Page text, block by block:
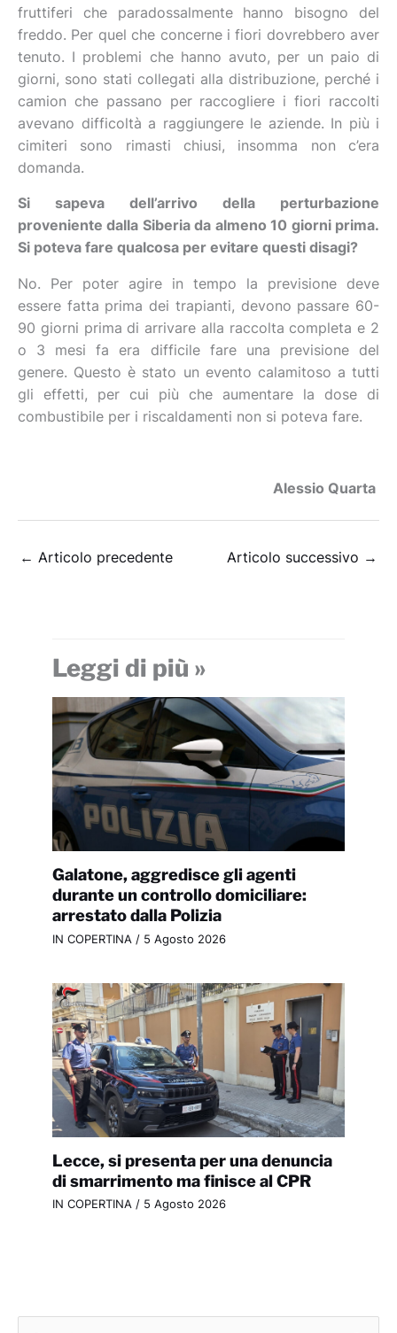
fruttiferi che paradossalmente hanno bisogno del
freddo. Per quel che concerne i fiori dovrebbero aver
tenuto. I problemi che hanno avuto, per un paio di
giorni, sono stati collegati alla distribuzione, perché i
camion che passano per raccogliere i fiori raccolti
avevano difficoltà a raggiungere le aziende. In più i
cimiteri sono rimasti chiusi, insomma non c’era
domanda.
Si sapeva dell’arrivo della perturbazione
proveniente dalla Siberia da almeno 10 giorni prima.
Si poteva fare qualcosa per evitare questi disagi?
No. Per poter agire in tempo la previsione deve
essere fatta prima dei trapianti, devono passare 60-
90 giorni prima di arrivare alla raccolta completa e 2
o 3 mesi fa era difficile fare una previsione del
genere. Questo è stato un evento calamitoso a tutti
gli effetti, per cui più che aumentare la dose di
combustibile per i riscaldamenti non si poteva fare.
Alessio Quarta
← Articolo precedente Articolo successivo →
Leggi di più »
Galatone, aggredisce gli agenti
durante un controllo domiciliare:
arrestato dalla Polizia
IN COPERTINA / 5 Agosto 2026
Lecce, si presenta per una denuncia
di smarrimento ma finisce al CPR
IN COPERTINA/ 5 Agosto 2026